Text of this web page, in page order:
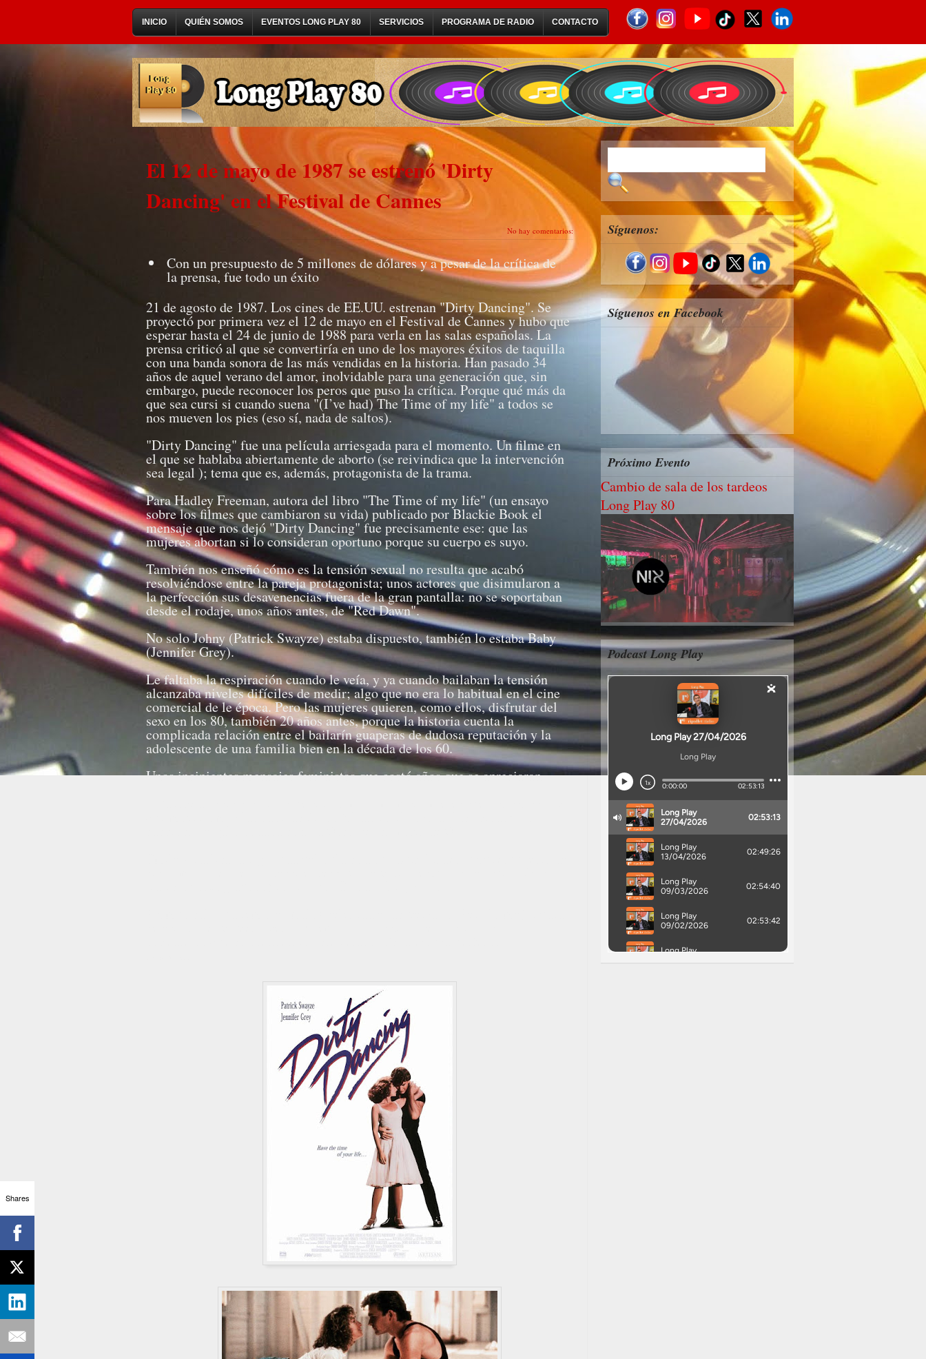
INICIO QUIÉN SOMOS EVENTOS LONG PLAY 80 SERVICIOS PROGRAMA DE RADIO CONTACTO
El 12 de mayo de 1987 se estrenó 'Dirty
Dancing' en el Festival de Cannes
No hay comentarios:
Con un presupuesto de 5 millones de dólares y a pesar de la crítica de
la prensa, fue todo un éxito
21 de agosto de 1987. Los cines de EE.UU. estrenan "Dirty Dancing". Se
proyectó por primera vez el 12 de mayo en el Festival de Cannes y hubo que
esperar hasta el 24 de junio de 1988 para verla en las salas españolas. La
prensa criticó al que se convertiría en uno de los mayores éxitos de taquilla
con una banda sonora de las más vendidas en la historia. Han pasado 34
años de aquel verano del amor, inolvidable para una generación que, sin
embargo, puede reconocer los peros que puso la crítica. Porque qué más da
que sea cursi si cuando suena "(I’ve had) The Time of my life" a todos se
nos mueven los pies (eso sí, nada de saltos).
"Dirty Dancing" fue una película arriesgada para el momento. Un filme en
el que se hablaba abiertamente de aborto (se reivindica que la intervención
sea legal ); tema que es, además, protagonista de la trama.
Para Hadley Freeman, autora del libro "The Time of my life" (un ensayo
sobre los filmes que cambiaron su vida) publicado por Blackie Book el
mensaje que nos dejó "Dirty Dancing" fue precisamente ese: que las
mujeres abortan si lo consideran oportuno porque su cuerpo es suyo.
También nos enseñó cómo es la tensión sexual no resulta que acabó
resolviéndose entre la pareja protagonista; unos actores que disimularon a
la perfección sus desavenencias fuera de la gran pantalla: no se soportaban
desde el rodaje, unos años antes, de "Red Dawn".
No solo Johny (Patrick Swayze) estaba dispuesto, también lo estaba Baby
(Jennifer Grey).
Le faltaba la respiración cuando le veía, y ya cuando bailaban la tensión
alcanzaba niveles difíciles de medir; algo que no era lo habitual en el cine
comercial de le época. Pero las mujeres quieren, como ellos, disfrutar del
sexo en los 80, también 20 años antes, porque la historia cuenta la
complicada relación entre el bailarín guaperas de dudosa reputación y la
adolescente de una familia bien en la década de los 60.
Unos incipientes mensajes feministas que costó años que se apreciaran.
Síguenos:
Síguenos en Facebook
Próximo Evento
Cambio de sala de los tardeos
Long Play 80
Podcast Long Play
Shares